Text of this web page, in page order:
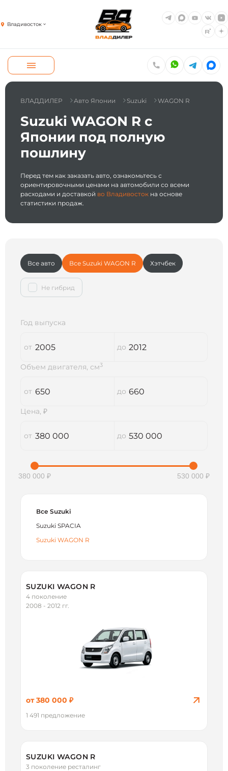
Владивосток
ВЛАДДИЛЕР Авто Японии Suzuki WAGON R
Suzuki WAGON R с
Японии под полную
пошлину
Перед тем как заказать авто, ознакомьтесь с
ориентировочными ценами на автомобили со всеми
расходами и доставкой во Владивосток на основе
статистики продаж.
Все авто Все Suzuki WAGON R Хэтчбек
Не гибрид
Год выпуска
Объем двигателя, см3
Цена, ₽
380 000 ₽ 530 000 ₽
Все Suzuki
Suzuki SPACIA
Suzuki WAGON R
SUZUKI WAGON R
4 поколение
2008 - 2012 гг.
от 380 000 ₽
1 491 предложение
SUZUKI WAGON R
3 поколение ресталинг